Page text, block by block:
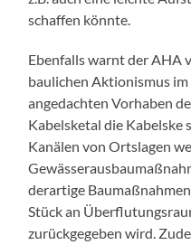
schaffen könnte.
Ebenfalls warnt der AHA
baulichen Aktionismus
angedachten Vorhaben
Kabelsketal die Kabelske
Kanälen von Ortslagen
derartige
Stück an
zurückgegeben wird.